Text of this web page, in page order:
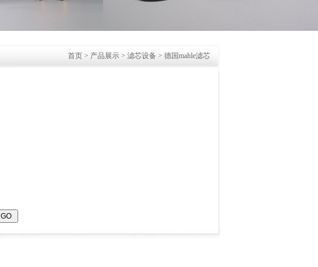
首页 > 产品展示 > 滤芯设备 > 德国mahle滤芯